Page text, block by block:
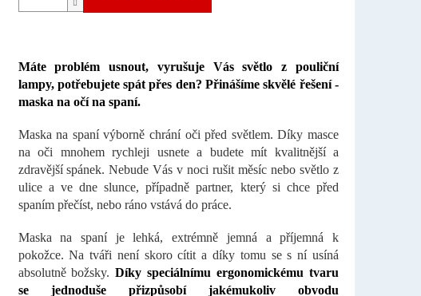
Máte problém usnout, vyrušuje Vás světlo z pouliční
lampy, potřebujete spát přes den? Přinášíme skvělé řešení -
maska na očí na spaní.
Maska na spaní výborně chrání oči před světlem. Díky masce
na oči mnohem rychleji usnete a budete mít kvalitnější a
zdravější spánek. Nebude Vás v noci rušit měsíc nebo světlo z
ulice a ve dne slunce, případně partner, který si chce před
spaním přečíst, nebo ráno vstává do práce.
Maska na spaní je lehká, extrémně jemná a příjemná k
pokožce. Na tváři není skoro cítit a díky tomu se s ní usíná
absolutně božsky.Díky speciálnímu ergonomickému tvaru
se jednoduše přizpůsobí jakémukoliv obvodu